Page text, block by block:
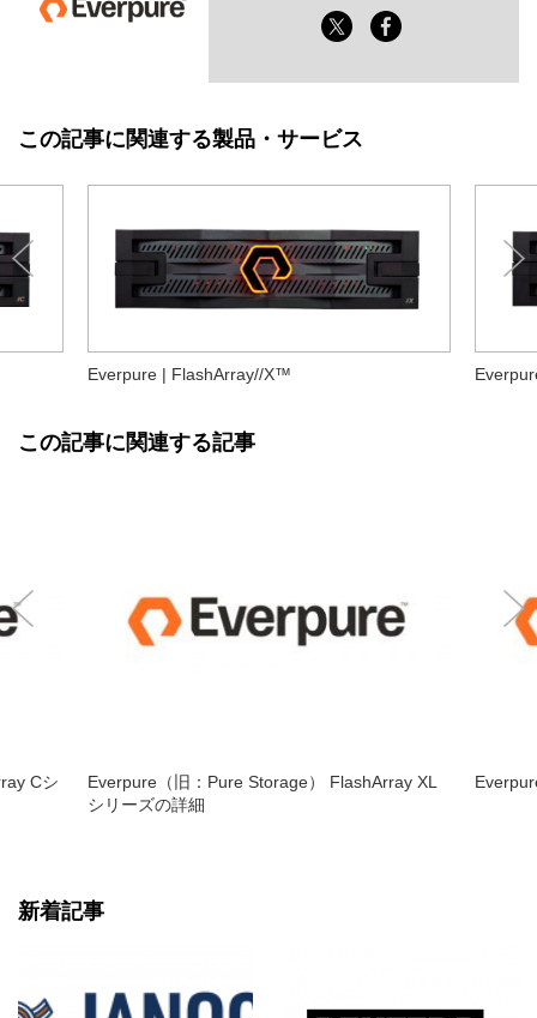
この記事に関連する製品・サービス
Everpure | FlashArray//X™
この記事に関連する記事
Cシ
Everpure（旧：Pure Storage） FlashArray XL
シリーズの詳細
新着記事